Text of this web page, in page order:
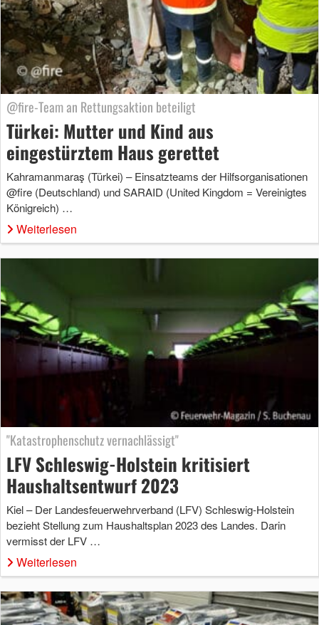
@fire-Team an Rettungsaktion beteiligt
Türkei: Mutter und Kind aus
eingestürztem Haus gerettet
Kahramanmaraş (Türkei) – Einsatzteams der Hilfsorganisationen
@fire (Deutschland) und SARAID (United Kingdom = Vereinigtes
Königreich) …
Weiterlesen
"Katastrophenschutz vernachlässigt"
LFV Schleswig-Holstein kritisiert
Haushaltsentwurf 2023
Kiel – Der Landesfeuerwehrverband (LFV) Schleswig-Holstein
bezieht Stellung zum Haushaltsplan 2023 des Landes. Darin
vermisst der LFV …
Weiterlesen